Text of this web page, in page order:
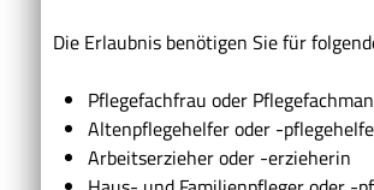
Die Erlaubnis benötigen Sie für
Pflegefachfrau oder
Altenpflegehelfer oder -
Arbeitserzieher oder -erzieherin